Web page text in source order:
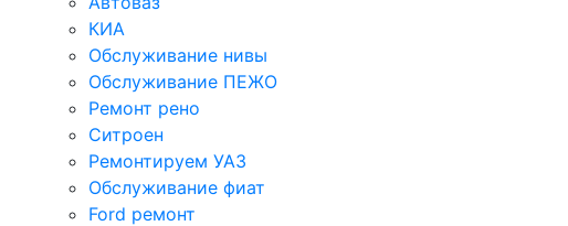
КИА
Обслуживание нивы
Обслуживание ПЕЖО
Ремонт рено
Ситроен
Ремонтируем УАЗ
Обслуживание фиат
Ford ремонт